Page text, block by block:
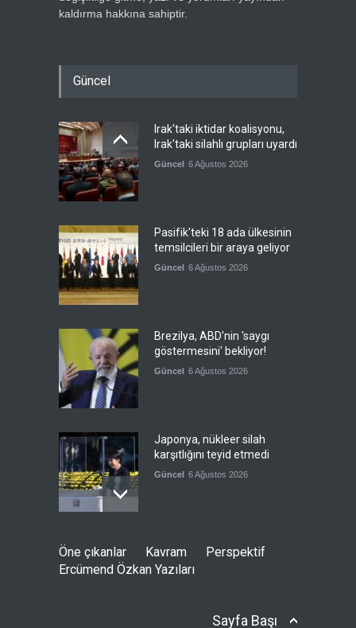
kaldırma hakkına sahiptir.
Güncel
Irak'taki iktidar koalisyonu,
Irak'taki silahlı grupları uyardı
Güncel 6 Ağustos 2026
Pasifik'teki 18 ada ülkesinin
temsilcileri bir araya geliyor
Güncel 6 Ağustos 2026
Brezilya, ABD'nin 'saygı
göstermesini' bekliyor!
Güncel 6 Ağustos 2026
Japonya, nükleer silah
karşıtlığını teyid etmedi
Güncel 6 Ağustos 2026
toplantısını Fas'ta yaptı
Öne çıkanlar Kavram
Perspektif
Ercümend Özkan Yazıları
Sayfa Başı